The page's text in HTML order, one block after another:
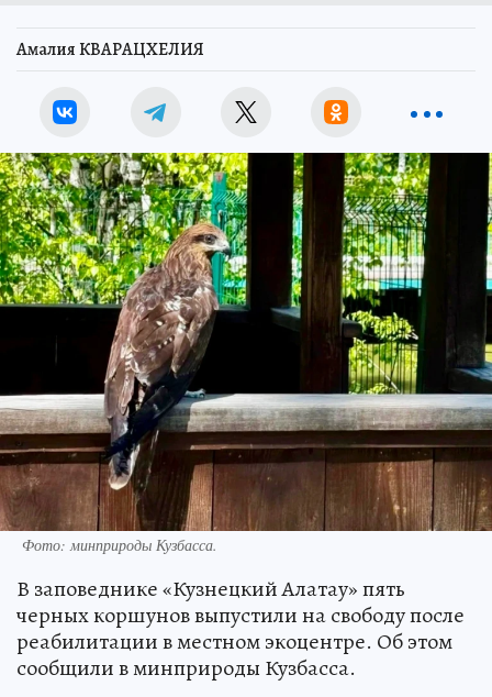
Амалия КВАРАЦХЕЛИЯ
Фото: минприроды Кузбасса.
В заповеднике «Кузнецкий Алатау» пять
черных коршунов выпустили на свободу после
реабилитации в местном экоцентре. Об этом
сообщили в минприроды Кузбасса.